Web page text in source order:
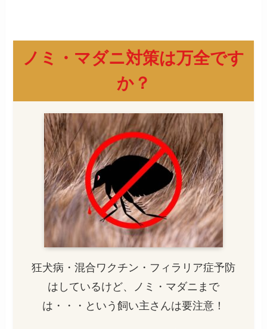
ノミ・マダニ対策は万全です
か？
狂犬病・混合ワクチン・フィラリア症予防
はしているけど、ノミ・マダニまで
は・・・という飼い主さんは要注意！